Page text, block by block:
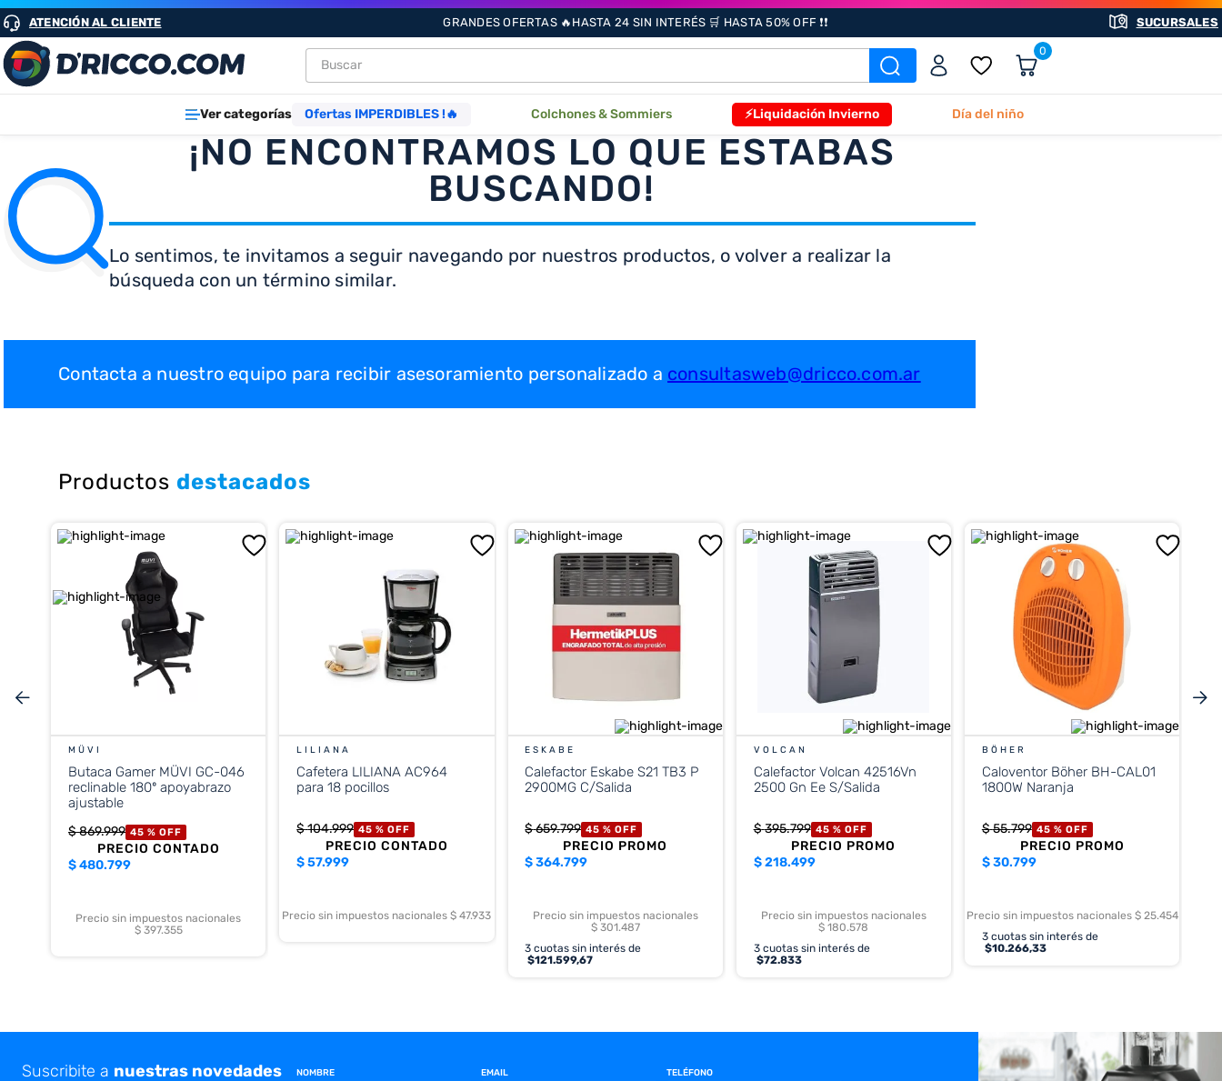
ATENCIÓN AL CLIENTE GRANDES OFERTAS 🔥HASTA 24 SIN INTERÉS 🛒 HASTA 50% OFF ❗❗ SUCURSALES
Buscar 0
Ver categorías Ofertas IMPERDIBLES !🔥 Colchones & Sommiers ⚡Liquidación Invierno Día del niño
¡NO ENCONTRAMOS LO QUE ESTABAS
BUSCANDO!
Lo sentimos, te invitamos a seguir navegando por nuestros productos, o volver a realizar la
búsqueda con un término similar.
Contacta a nuestro equipo para recibir asesoramiento personalizado a consultasweb@dricco.com.ar
Productos destacados
MÜVI
Butaca Gamer MÜVI GC-046
reclinable 180º apoyabrazo
ajustable
$869.999 45 % OFF
PRECIO CONTADO
$480.799
Precio sin impuestos nacionales
$ 397.355
LILIANA
Cafetera LILIANA AC964
para 18 pocillos
$104.999 45 % OFF
PRECIO CONTADO
$57.999
Precio sin impuestos nacionales $ 47.933
ESKABE
Calefactor Eskabe S21 TB3 P
2900MG C/Salida
$659.799 45 % OFF
PRECIO PROMO
$364.799
Precio sin impuestos nacionales
$ 301.487
3 cuotas sin interés de
$121.599,67
VOLCAN
Calefactor Volcan 42516Vn
2500 Gn Ee S/Salida
$395.799 45 % OFF
PRECIO PROMO
$218.499
Precio sin impuestos nacionales
$ 180.578
3cuotas sin interés de
$72.833
BÖHER
Caloventor Böher BH-CAL01
1800W Naranja
$55.799 45 % OFF
PRECIO PROMO
$30.799
Precio sin impuestos nacionales $ 25.454
3cuotas sin interés de
$10.266,33
Suscribite a nuestras novedades NOMBRE EMAIL TELÉFONO
TÉRMINOS MÁS BUSCADOS
1. heladeras
2. lavarropas
4. cocinas
5 heladera
6